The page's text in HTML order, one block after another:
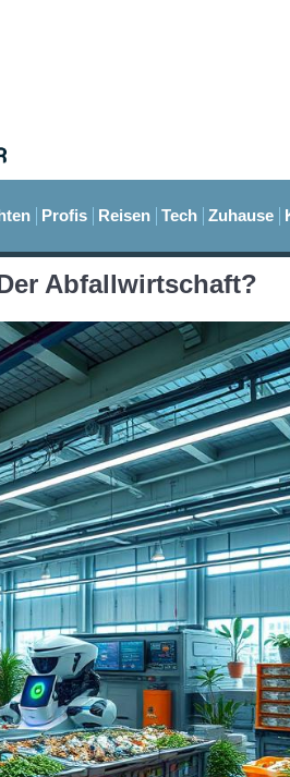
Profis Reisen Tech Zuhause
Abfallwirtschaft?